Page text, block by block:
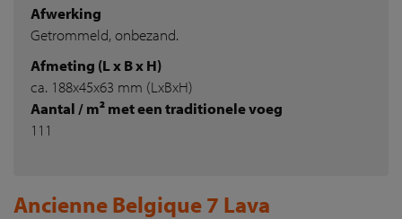
Afwerking
Getrommeld, onbezand.
Afmeting (L x B x H)
ca. 188x45x63 mm (LxBxH)
Aantal / m² met een traditionele voeg
111
Ancienne Belgique 7 Lava